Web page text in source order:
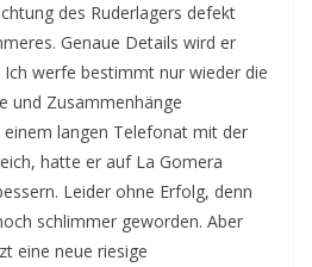
des Ruderlagers defekt
Genaue Details wird er
werfe bestimmt nur wieder die
und Zusammenhänge
einem langen Telefonat mit der
hatte er auf La Gomera
Leider ohne Erfolg, denn
schlimmer geworden. Aber
eine neue riesige